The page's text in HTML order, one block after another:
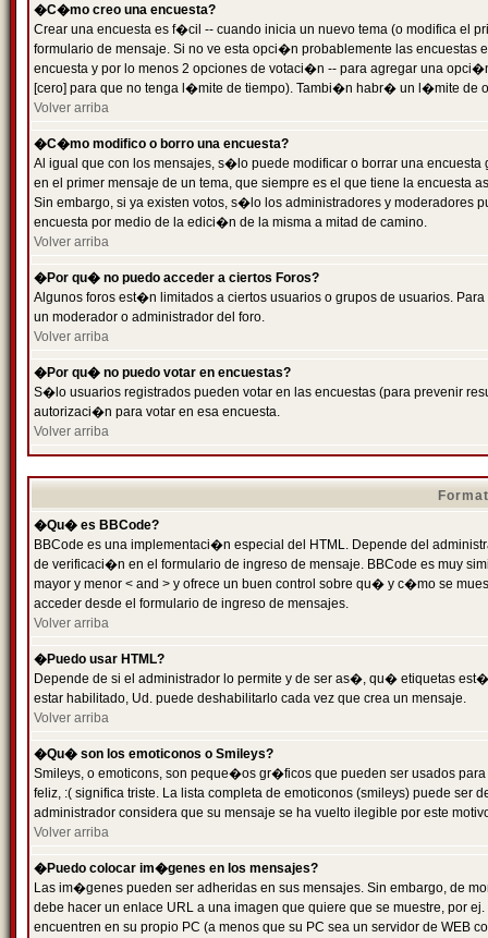
�C�mo creo una encuesta?
Crear una encuesta es f�cil -- cuando inicia un nuevo tema (o modifica el
formulario de mensaje. Si no ve esta opci�n probablemente las
encuesta y por lo menos 2 opciones de votaci�n -- para agregar una
[cero] para que no tenga l�mite de tiempo). Tambi�n habr� un l�mite de
Volver arriba
�C�mo modifico o borro una encuesta?
Al igual que con los mensajes, s�lo puede modificar o borrar una
en el primer mensaje de un tema, que siempre es el que tiene la encuesta
Sin embargo, si ya existen votos, s�lo los administradores y moderadores
encuesta por medio de la edici�n de la misma a mitad de camino.
Volver arriba
�Por qu� no puedo acceder a ciertos Foros?
Algunos foros est�n limitados a ciertos usuarios o grupos de usuarios.
un moderador o administrador del foro.
Volver arriba
�Por qu� no puedo votar en encuestas?
S�lo usuarios registrados pueden votar en las encuestas (para prevenir
autorizaci�n para votar en esa encuesta.
Volver arriba
�Qu� es BBCode?
BBCode es una implementaci�n especial del HTML. Depende del
de verificaci�n en el formulario de ingreso de mensaje. BBCode es muy
mayor y menor < and > y ofrece un buen control sobre qu� y c�mo se
acceder desde el formulario de ingreso de mensajes.
Volver arriba
�Puedo usar HTML?
Depende de si el administrador lo permite y de ser as�, qu� etiquetas
estar habilitado, Ud. puede deshabilitarlo cada vez que crea un mensaje.
Volver arriba
�Qu� son los emoticonos o Smileys?
Smileys, o emoticons, son peque�os gr�ficos que pueden ser usados
feliz, :( significa triste. La lista completa de emoticonos (smileys) puede
administrador considera que su mensaje se ha vuelto ilegible por este
Volver arriba
�Puedo colocar im�genes en los mensajes?
Las im�genes pueden ser adheridas en sus mensajes. Sin embargo, de
debe hacer un enlace URL a una imagen que quiere que se muestre, por
encuentren en su propio PC (a menos que su PC sea un servidor de